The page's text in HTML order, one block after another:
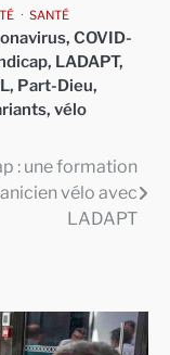
SANTÉ
, COVID-
, LADAPT,
, Part-Dieu,
, vélo
: une formation
vélo avec
LADAPT